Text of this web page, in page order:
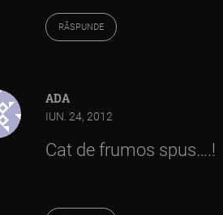
RĂSPUNDE
ADA
IUN. 24, 2012
Cat de frumos spus….!